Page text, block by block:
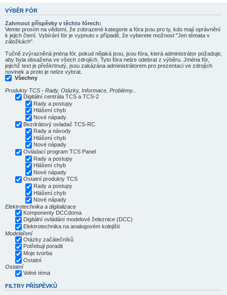
VÝBĚR FÓR
Zahrnout příspěvky v těchto fórech:
Vemte prosím na vědomí, že zobrazené kategorie a fóra jsou pro ty, kdo mají oprávnění
k jejich čtení. Vybírání fór je vypnuto v případě, že vyberete možnost "Jen témata v
záložkách".
Tučně zvýrazněná jména fór, pokud nějaká jsou, jsou fóra, která administrátor požaduje,
aby byla obsažena ve všech zdrojích. Tyto fóra nelze odebrat z výběru. Jména fór,
jejichž text je přeškrtnutý, jsou zakázána administrátorem pro prezentaci ve zdrojích
novinek a proto je nelze vybrat.
Všechny
Produkty TCS - Rady, Otázky, Informace, Problémy...
Digitální centrála TCS a TCS-2
Rady a postupy
Hlášení chyb
Nové nápady
Bezdrátový ovladač TCS-RC
Rady a návody
Hlášení chyb
Nové nápady
Ovládací program TCS Panel
Rady a postupy
Hlášení chyb
Nové nápady
Ostatní produkty TCS
Rady a postupy
Hlášení chyb
Nové nápady
Elektrotechnika a digitalizace
Komponenty DCCdoma
Digitální ovládání modelové železnice (DCC)
Elektrotechnika na analogovém kolejišti
Modelaření
Otázky začátečníků
Potřebuji poradit
Moje tvorba
Ostatní
Ostatní
Volné téma
FILTRY PŘÍSPĚVKŮ